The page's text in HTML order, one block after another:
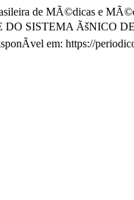
de MÃ©dicas e
DO SISTEMA ÃšNICO
em: https://